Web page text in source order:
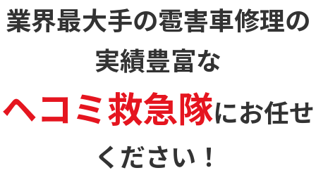
業界最大手の雹害車修理の
実績豊富な
ヘコミ救急隊にお任せ
ください！